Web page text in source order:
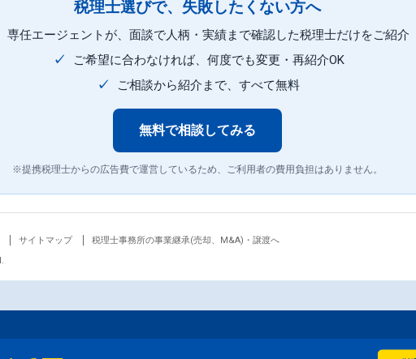
税理士選びで、失敗したくない方へ
専任エージェントが、面談で人柄・実績まで確認した税理士だけをご紹介
✓
ご希望に合わなければ、何度でも変更・再紹介OK
✓
ご相談から紹介まで、すべて無料
無料で相談してみる
※提携税理士からの広告費で運営しているため、ご利用者の費用負担はありません。
サイトマップ
税理士事務所の事業継承(売却、M&A)・譲渡へ